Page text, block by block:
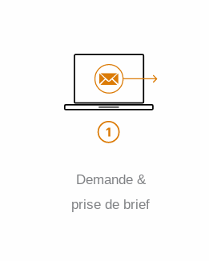
Demande &
prise de brief